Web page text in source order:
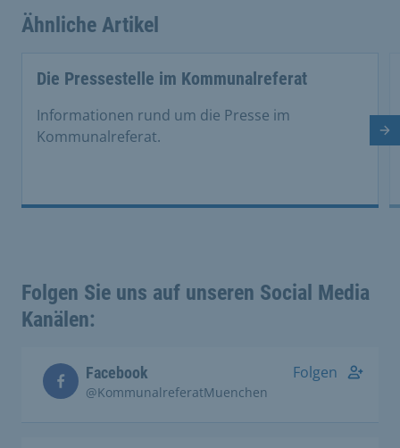
Ähnliche Artikel
Die Pressestelle im Kommunalreferat
Informationen rund um die Presse im
Kommunalreferat.
Folgen Sie uns auf unseren Social Media
Kanälen:
Facebook
@KommunalreferatMuenchen
Folgen